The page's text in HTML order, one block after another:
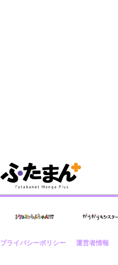
プライバシーポリシー 運営者情報